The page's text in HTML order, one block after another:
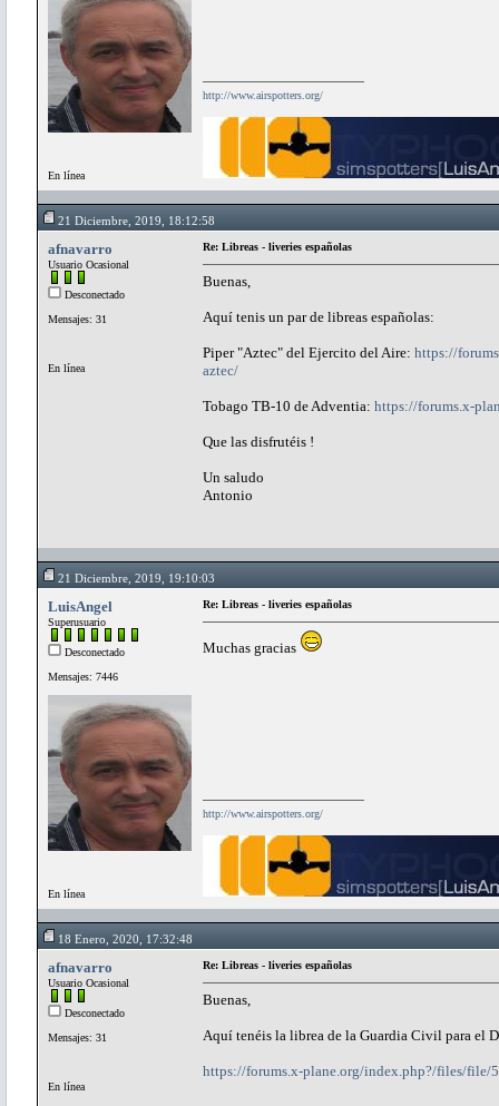
En línea
http://www.airspotters.org/
21 Diciembre, 2019, 18:12:58
afnavarro
Usuario Ocasional
Desconectado
Mensajes: 31
En línea
Re: Libreas - liveries españolas
Buenas,
Aquí tenis un par de libreas españolas:
Piper "Aztec" del Ejercito del Aire: https://
aztec/
Tobago TB-10 de Adventia: https://forums.x-
Que las disfrutéis !
Un saludo
Antonio
21 Diciembre, 2019, 19:10:03
LuisAngel
Superusuario
Desconectado
Mensajes: 7446
En línea
Re: Libreas - liveries españolas
Muchas gracias
http://www.airspotters.org/
18 Enero, 2020, 17:32:48
afnavarro
Usuario Ocasional
Desconectado
Mensajes: 31
En línea
Re: Libreas - liveries españolas
Buenas,
Aquí tenéis la librea de la Guardia Civil para el
https://forums.x-plane.org/index.php?/files/file/